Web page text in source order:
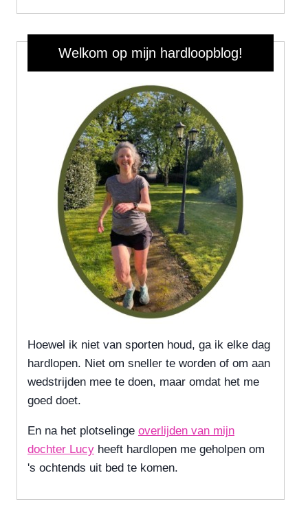
Welkom op mijn hardloopblog!
Hoewel ik niet van sporten houd, ga ik elke dag
hardlopen. Niet om sneller te worden of om aan
wedstrijden mee te doen, maar omdat het me
goed doet.
En na het plotselinge overlijden van mijn
dochter Lucy heeft hardlopen me geholpen om
's ochtends uit bed te komen.